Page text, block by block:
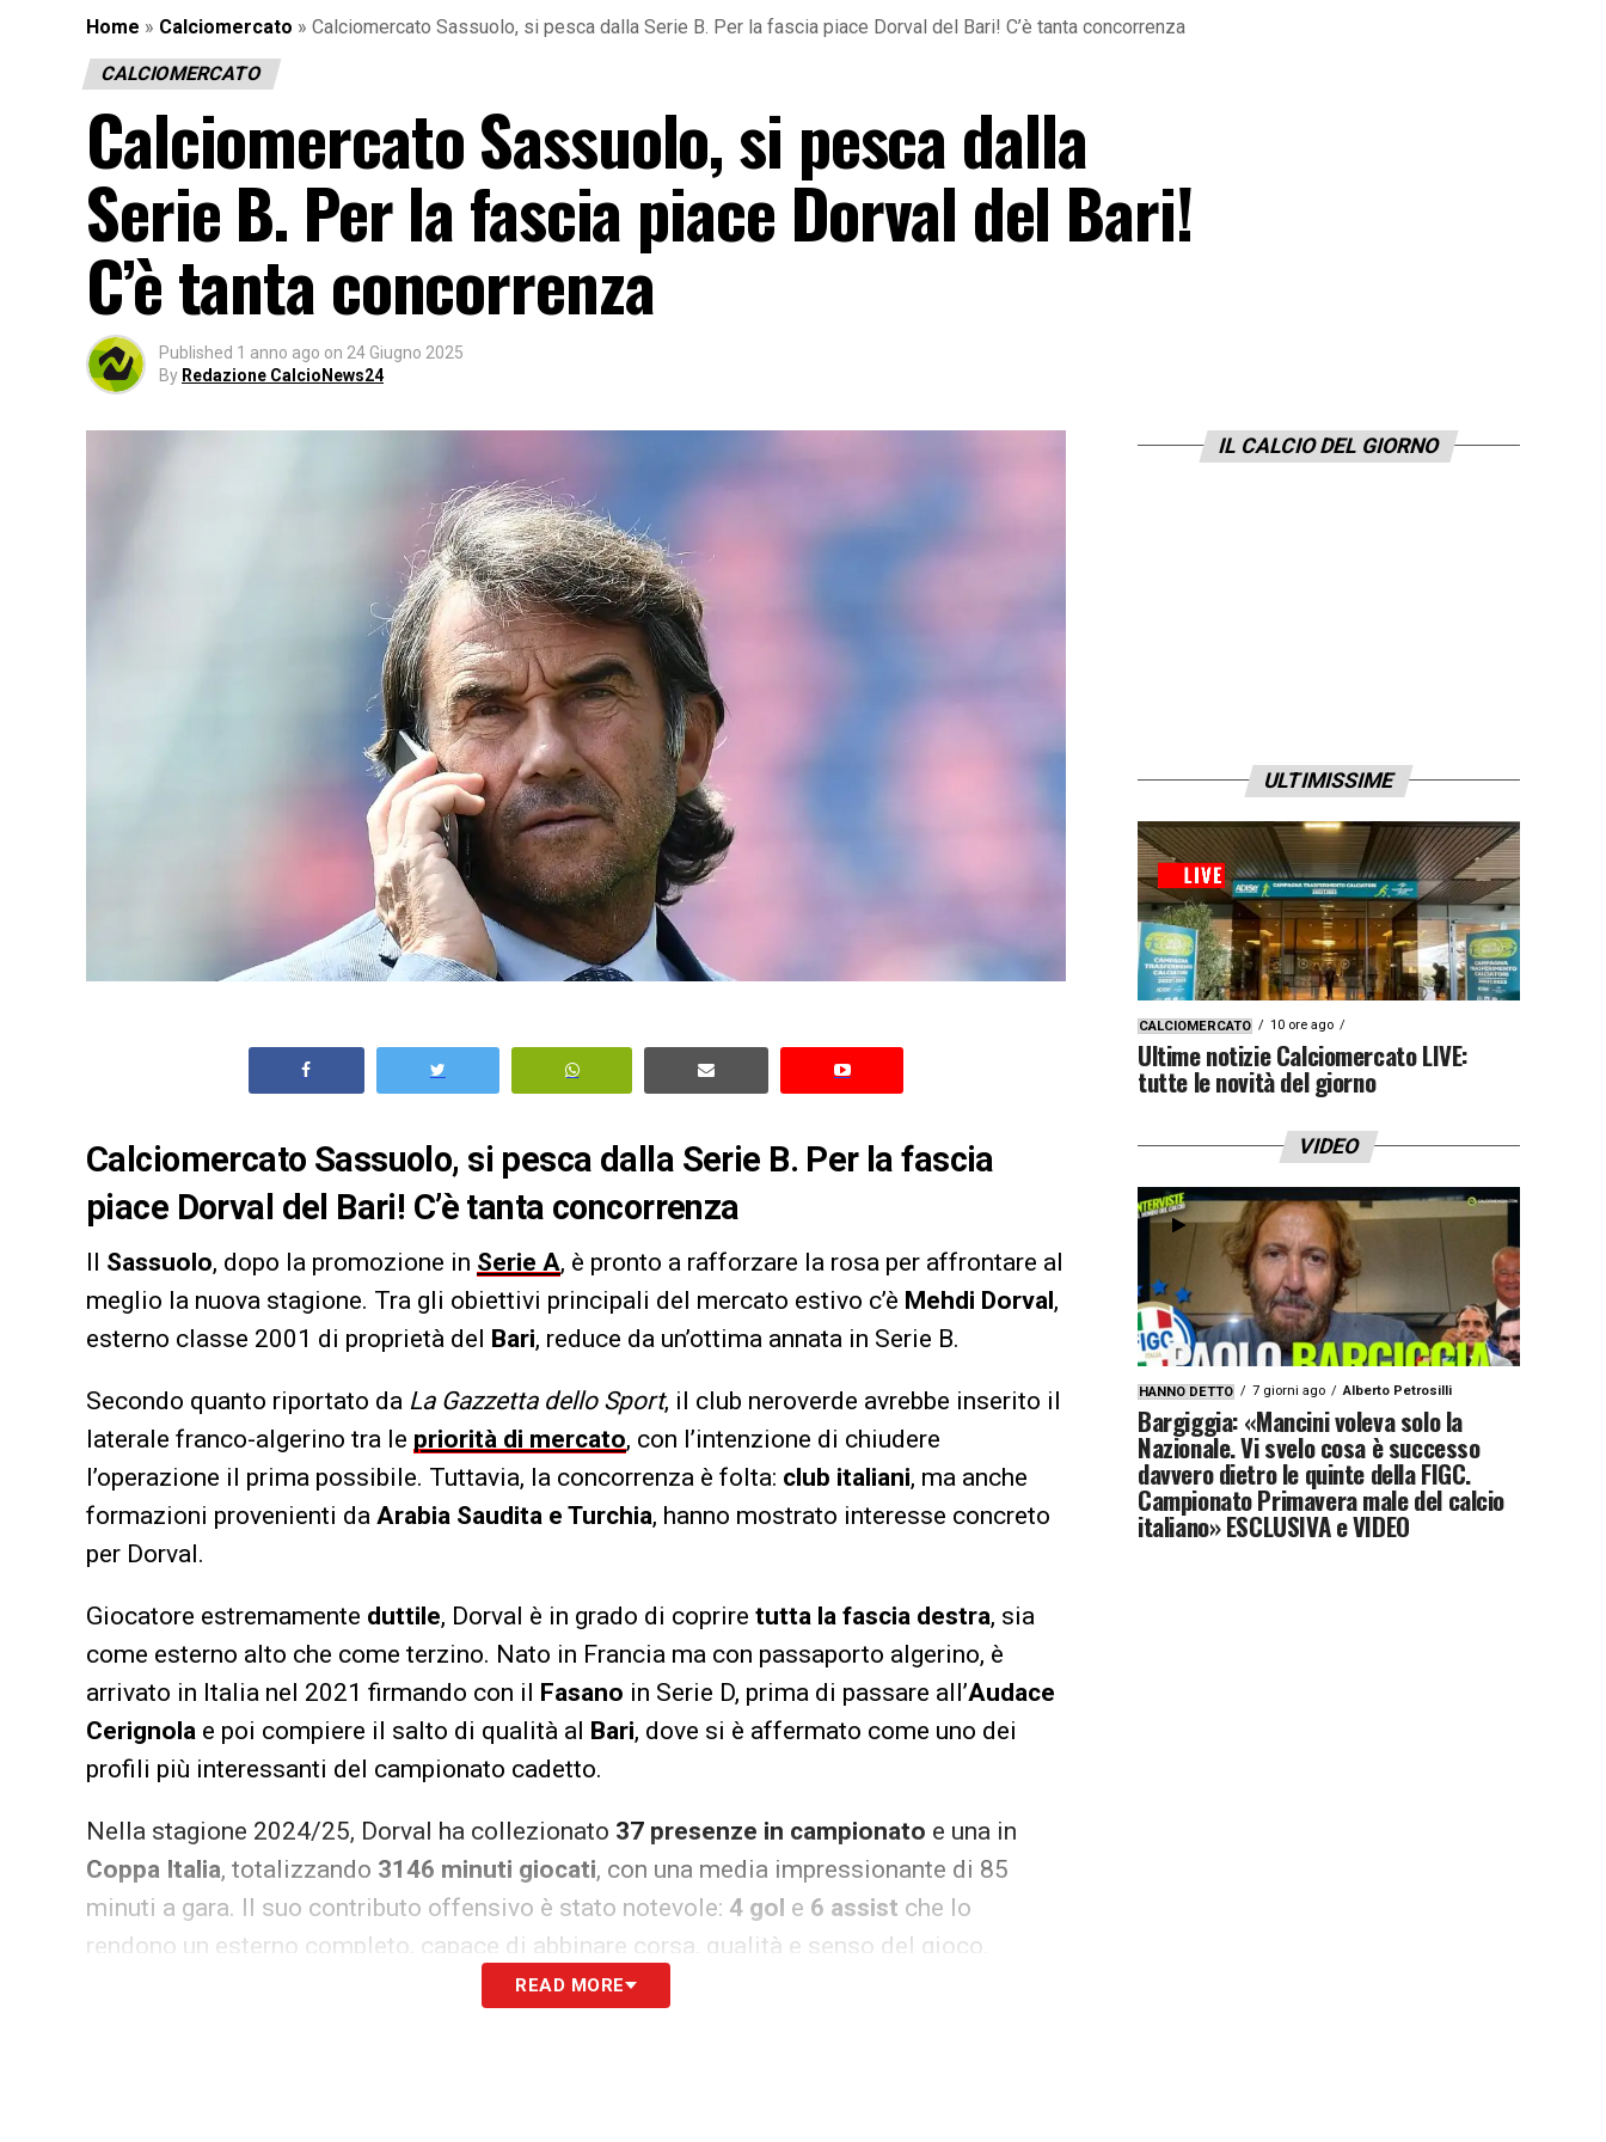
Home » Calciomercato » Calciomercato Sassuolo, si pesca dalla Serie B. Per la fascia piace Dorval del Bari! C’è tanta concorrenza
CALCIOMERCATO
Calciomercato Sassuolo, si pesca dalla
Serie B. Per la fascia piace Dorval del Bari!
C’è tanta concorrenza
Published 1 anno ago on 24 Giugno 2025
By Redazione CalcioNews24
Calciomercato Sassuolo, si pesca dalla Serie B. Per la fascia
piace Dorval del Bari! C’è tanta concorrenza
Il Sassuolo, dopo la promozione in Serie A, è pronto a rafforzare la rosa per affrontare al
meglio la nuova stagione. Tra gli obiettivi principali del mercato estivo c’è Mehdi Dorval,
esterno classe 2001 di proprietà del Bari, reduce da un’ottima annata in Serie B.
Secondo quanto riportato da La Gazzetta dello Sport, il club neroverde avrebbe inserito il
laterale franco-algerino tra le priorità di mercato, con l’intenzione di chiudere
l’operazione il prima possibile. Tuttavia, la concorrenza è folta: club italiani, ma anche
formazioni provenienti da Arabia Saudita e Turchia, hanno mostrato interesse concreto
per Dorval.
Giocatore estremamente duttile, Dorval è in grado di coprire tutta la fascia destra, sia
come esterno alto che come terzino. Nato in Francia ma con passaporto algerino, è
arrivato in Italia nel 2021 firmando con il Fasano in Serie D, prima di passare all’Audace
Cerignola e poi compiere il salto di qualità al Bari, dove si è affermato come uno dei
profili più interessanti del campionato cadetto.
Nella stagione 2024/25, Dorval ha collezionato 37 presenze in campionato e una in
Coppa Italia, totalizzando 3146 minuti giocati, con una media impressionante di 85
minuti a gara. Il suo contributo offensivo è stato notevole: 4 gol e 6 assist che lo
rendono un esterno completo, capace di abbinare corsa, qualità e senso del gioco.
Il Sassuolo, attento ai talenti emergenti, vede in Dorval il profilo ideale per arricchire il
READ MORE
IL CALCIO DEL GIORNO
ULTIMISSIME
CALCIOMERCATO 10 ore ago
Ultime notizie Calciomercato LIVE:
tutte le novità del giorno
VIDEO
HANNO DETTO 7 giorni ago Alberto Petrosilli
Bargiggia: «Mancini voleva solo la
Nazionale. Vi svelo cosa è successo
davvero dietro le quinte della FIGC.
Campionato Primavera male del calcio
italiano» ESCLUSIVA e VIDEO